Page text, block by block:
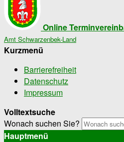
Online
Amt Schwarzenbek-Land
Kurzmenü
Barrierefreiheit
Datenschutz
Impressum
Volltextsuche
Wonach suchen Sie?
Hauptmenü